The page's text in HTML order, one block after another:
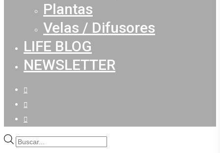
Plantas
Velas / Difusores
LIFE BLOG
NEWSLETTER
facebook
youtube
instagram
Búsqueda